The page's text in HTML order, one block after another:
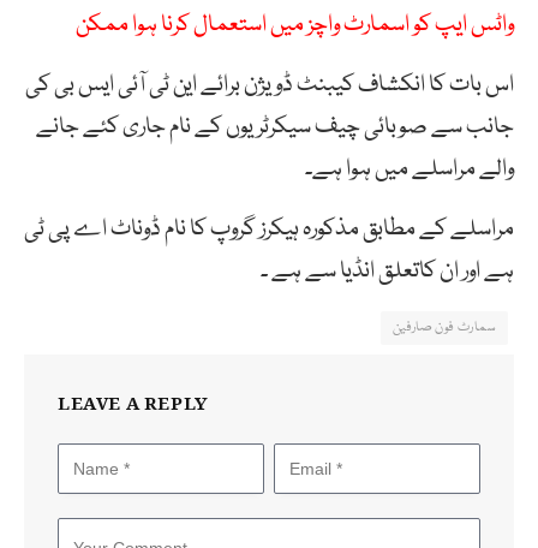
واٹس ایپ کو اسمارٹ واچز میں استعمال کرنا ہوا ممکن
اس بات کا انکشاف کیبنٹ ڈویژن برائے این ٹی آئی ایس بی کی
جانب سے صوبائی چیف سیکرٹریوں کے نام جاری کئے جانے
والے مراسلے میں ہوا ہے۔
مراسلے کے مطابق مذکورہ ہیکرز گروپ کا نام ڈوناٹ اے پی ٹی
ہے اور ان کاتعلق انڈیا سے ہے ۔
سمارٹ فون صارفین
LEAVE A REPLY